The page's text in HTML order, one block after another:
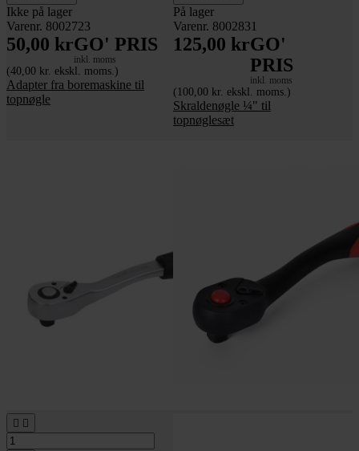
Ikke på lager
Varenr. 8002723
50,00 krGO' PRIS
inkl. moms
(40,00 kr. ekskl. moms.)
Adapter fra boremaskine til
topnøgle
På lager
Varenr. 8002831
125,00 krGO'
PRIS
inkl. moms
(100,00 kr. ekskl. moms.)
Skraldenøgle ¼" til
topnøglesæt
 